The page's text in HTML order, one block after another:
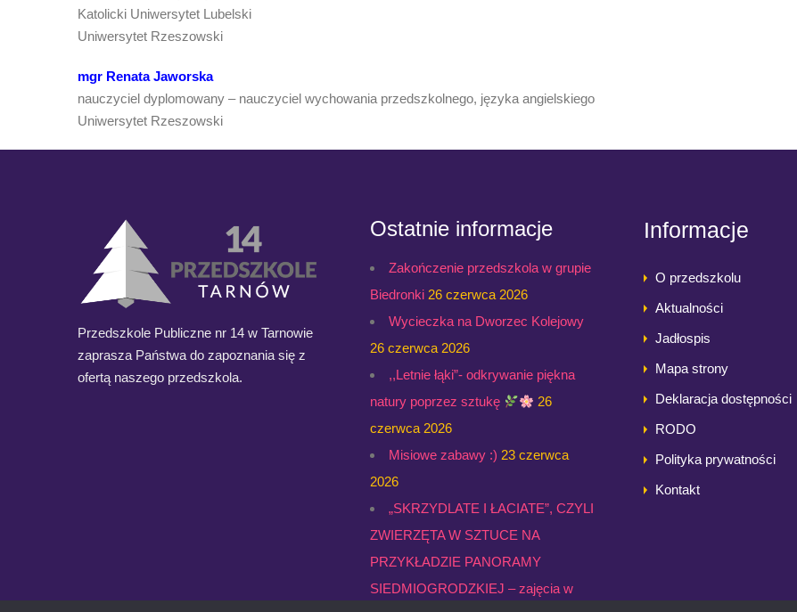
Katolicki Uniwersytet Lubelski
Uniwersytet Rzeszowski
mgr Renata Jaworska
nauczyciel dyplomowany – nauczyciel wychowania przedszkolnego, języka angielskiego
Uniwersytet Rzeszowski
Przedszkole Publiczne nr 14 w Tarnowie
zaprasza Państwa do zapoznania się z
ofertą naszego przedszkola.
Ostatnie informacje
Zakończenie przedszkola w grupie
Biedronki 26 czerwca 2026
Wycieczka na Dworzec Kolejowy
26 czerwca 2026
,,Letnie łąki”- odkrywanie piękna
natury poprzez sztukę
26
czerwca 2026
Misiowe zabawy :) 23 czerwca
2026
„SKRZYDLATE I ŁACIATE”, CZYLI
ZWIERZĘTA W SZTUCE NA
PRZYKŁADZIE PANORAMY
SIEDMIOGRODZKIEJ – zajęcia w
Informacje
O przedszkolu
Aktualności
Jadłospis
Mapa strony
Deklaracja dostępności
RODO
Polityka prywatności
Kontakt